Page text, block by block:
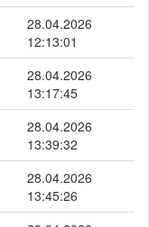
28.04.2026
12:13:01
28.04.2026
13:17:45
28.04.2026
13:39:32
28.04.2026
13:45:26